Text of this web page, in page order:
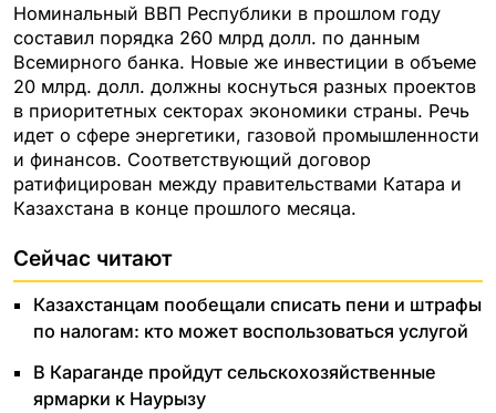
Номинальный ВВП Республики в прошлом году
составил порядка 260 млрд долл. по данным
Всемирного банка. Новые же инвестиции в объеме
20 млрд. долл. должны коснуться разных проектов
в приоритетных секторах экономики страны. Речь
идет о сфере энергетики, газовой промышленности
и финансов. Соответствующий договор
ратифицирован между правительствами Катара и
Казахстана в конце прошлого месяца.
Сейчас читают
Казахстанцам пообещали списать пени и штрафы
по налогам: кто может воспользоваться услугой
В Караганде пройдут сельскохозяйственные
ярмарки к Наурызу